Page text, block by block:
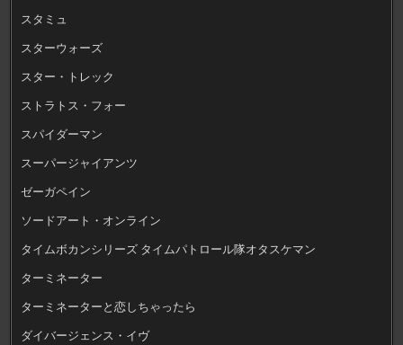
スタミュ
スターウォーズ
スター・トレック
ストラトス・フォー
スパイダーマン
スーパージャイアンツ
ゼーガペイン
ソードアート・オンライン
タイムボカンシリーズ タイムパトロール隊オタスケマン
ターミネーター
ターミネーターと恋しちゃったら
ダイバージェンス・イヴ